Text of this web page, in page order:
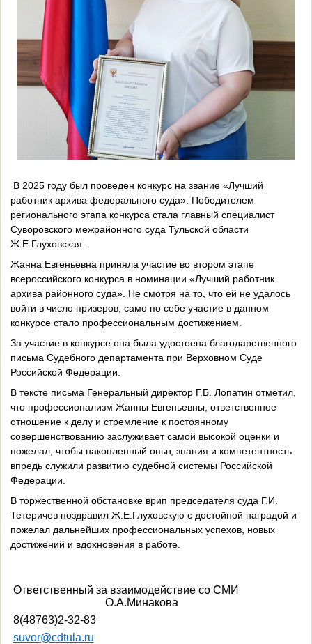
В 2025 году был проведен конкурс на звание «Лучший
работник архива федерального суда». Победителем
регионального этапа конкурса стала главный специалист
Суворовского межрайонного суда Тульской области
Ж.Е.Глуховская.
Жанна Евгеньевна приняла участие во втором этапе
всероссийского конкурса в номинации «Лучший работник
архива районного суда». Не смотря на то, что ей не удалось
войти в число призеров, само по себе участие в данном
конкурсе стало профессиональным достижением.
За участие в конкурсе она была удостоена благодарственного
письма Судебного департамента при Верховном Суде
Российской Федерации.
В тексте письма Генеральный директор Г.Б. Лопатин отметил,
что профессионализм Жанны Евгеньевны, ответственное
отношение к делу и стремление к постоянному
совершенствованию заслуживает самой высокой оценки и
пожелал, чтобы накопленный опыт, знания и компетентность
впредь служили развитию судебной системы Российской
Федерации.
В торжественной обстановке врип председателя суда Г.И.
Тетеричев поздравил Ж.Е.Глуховскую с достойной наградой и
пожелал дальнейших профессиональных успехов, новых
достижений и вдохновения в работе.
Ответственный за взаимодействие со СМИ
О.А.Минакова
8(48763)2-32-83
suvor@cdtula.ru